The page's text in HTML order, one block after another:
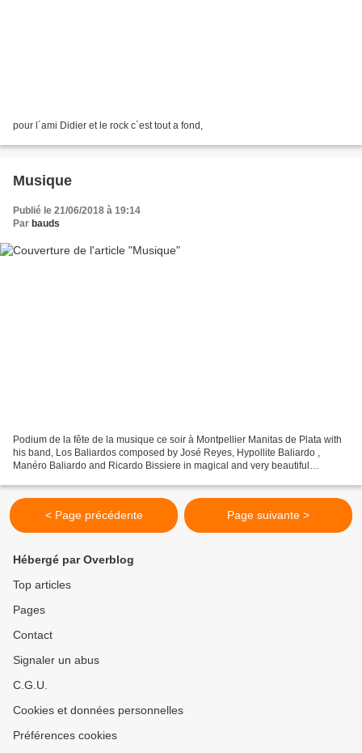
pour l´ami Didier et le rock c´est tout a fond,
Musique
Publié le 21/06/2018 à 19:14
Par bauds
Podium de la fête de la musique ce soir à Montpellier Manitas de Plata with
his band, Los Baliardos composed by José Reyes, Hypollite Baliardo ,
Manéro Baliardo and Ricardo Bissiere in magical and very beautiful
< Page précédente Page suivante >
Hébergé par Overblog
Top articles
Pages
Contact
Signaler un abus
C.G.U.
Cookies et données personnelles
Préférences cookies